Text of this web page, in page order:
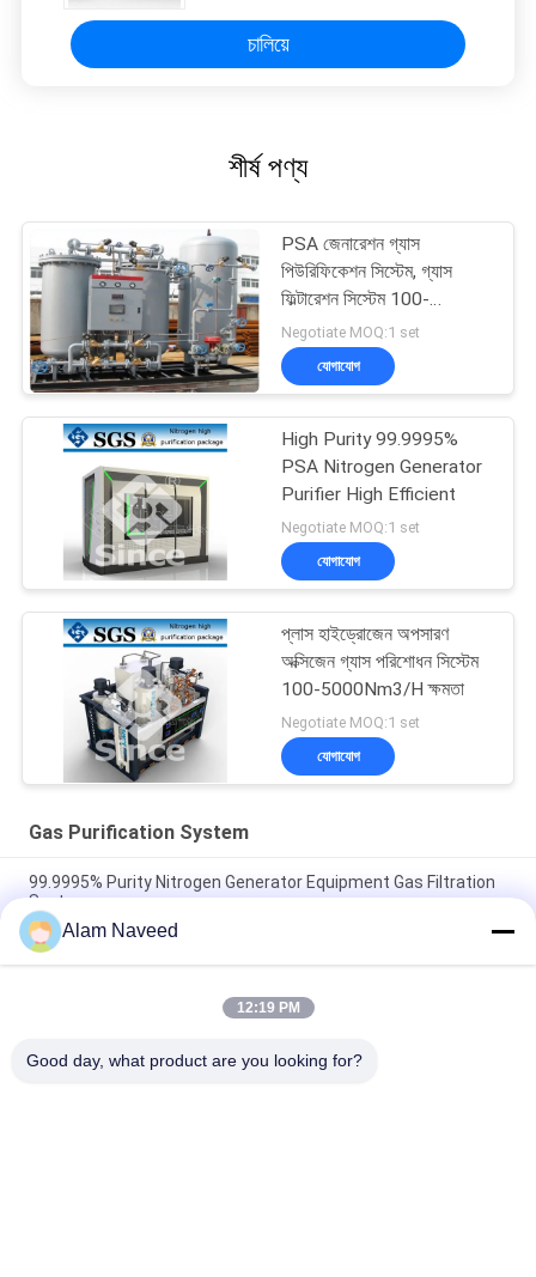
চালিয়ে
শীর্ষ পণ্য
PSA জেনারেশন গ্যাস
পিউরিফিকেশন সিস্টেম, গ্যাস
ফিল্টারেশন সিস্টেম 100-
5000Nm3/H
Negotiate MOQ:1 set
যোগাযোগ
High Purity 99.9995%
PSA Nitrogen Generator
Purifier High Efficient
Negotiate MOQ:1 set
যোগাযোগ
প্লাস হাইড্রোজেন অপসারণ
অক্সিজেন গ্যাস পরিশোধন সিস্টেম
100-5000Nm3/H ক্ষমতা
Negotiate MOQ:1 set
যোগাযোগ
Gas Purification System
99.9995% Purity Nitrogen Generator Equipment Gas Filtration
System
High Purity Nitrogen PSA Generation System / Plus Carbon
Purification System
Liquid Ammonia Cracker Unit Gas Purification System For Heat
Alam Naveed
12:19 PM
Good day, what product are you looking for?